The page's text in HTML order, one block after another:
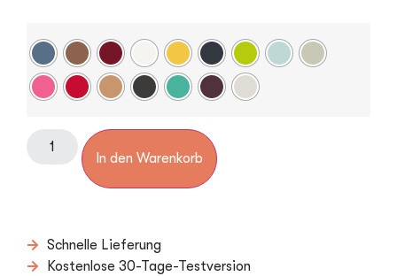
In den Warenkorb
Schnelle Lieferung
Kostenlose 30-Tage-Testversion